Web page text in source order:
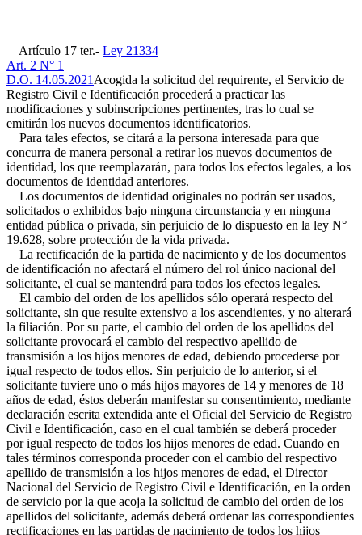
Artículo 17 ter.- Ley 21334
Art. 2 N° 1
D.O. 14.05.2021 Acogida la solicitud del requirente, el Servicio de
Registro Civil e Identificación procederá a practicar las
modificaciones y subinscripciones pertinentes, tras lo cual se
emitirán los nuevos documentos identificatorios.
Para tales efectos, se citará a la persona interesada para que
concurra de manera personal a retirar los nuevos documentos de
identidad, los que reemplazarán, para todos los efectos legales, a los
documentos de identidad anteriores.
Los documentos de identidad originales no podrán ser usados,
solicitados o exhibidos bajo ninguna circunstancia y en ninguna
entidad pública o privada, sin perjuicio de lo dispuesto en la ley N°
19.628, sobre protección de la vida privada.
La rectificación de la partida de nacimiento y de los documentos
de identificación no afectará el número del rol único nacional del
solicitante, el cual se mantendrá para todos los efectos legales.
El cambio del orden de los apellidos sólo operará respecto del
solicitante, sin que resulte extensivo a los ascendientes, y no alterará
la filiación. Por su parte, el cambio del orden de los apellidos del
solicitante provocará el cambio del respectivo apellido de
transmisión a los hijos menores de edad, debiendo procederse por
igual respecto de todos ellos. Sin perjuicio de lo anterior, si el
solicitante tuviere uno o más hijos mayores de 14 y menores de 18
años de edad, éstos deberán manifestar su consentimiento, mediante
declaración escrita extendida ante el Oficial del Servicio de Registro
Civil e Identificación, caso en el cual también se deberá proceder
por igual respecto de todos los hijos menores de edad. Cuando en
tales términos corresponda proceder con el cambio del respectivo
apellido de transmisión a los hijos menores de edad, el Director
Nacional del Servicio de Registro Civil e Identificación, en la orden
de servicio por la que acoja la solicitud de cambio del orden de los
apellidos del solicitante, además deberá ordenar las correspondientes
rectificaciones en las partidas de nacimiento de todos los hijos